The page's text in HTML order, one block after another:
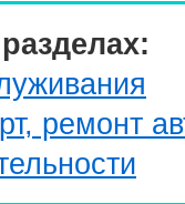
ремонт